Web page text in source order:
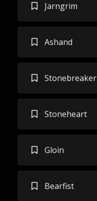
Jarngrim
Ashand
Stonebreaker
Stoneheart
Gloin
Bearfist